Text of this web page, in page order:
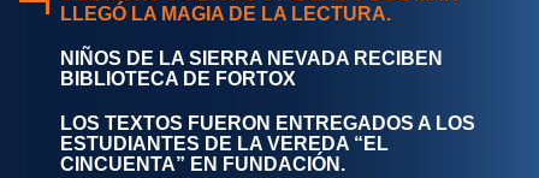
LLEGÓ LA MAGIA DE LA LECTURA.
NIÑOS DE LA SIERRA NEVADA RECIBEN
BIBLIOTECA DE FORTOX
LOS TEXTOS FUERON ENTREGADOS A LOS
ESTUDIANTES DE LA VEREDA “EL
CINCUENTA” EN FUNDACIÓN.